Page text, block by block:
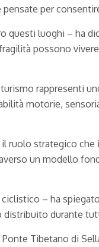
per
questi luoghi – ha
possono
rappresenti
motorie,
ruolo strategico
un modello
– ha
durante
Tibetano di